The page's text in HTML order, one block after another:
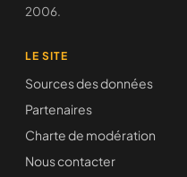
2006.
LE SITE
Sources des données
Partenaires
Charte de modération
Nous contacter